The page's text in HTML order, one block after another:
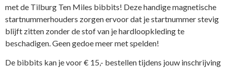
met de Tilburg Ten Miles bibbits! Deze handige magnetische
startnummerhouders zorgen ervoor dat je startnummer stevig
blijft zitten zonder de stof van je hardloopkleding te
beschadigen. Geen gedoe meer met spelden!
De bibbits kan je voor € 15,- bestellen tijdens jouw inschrijving